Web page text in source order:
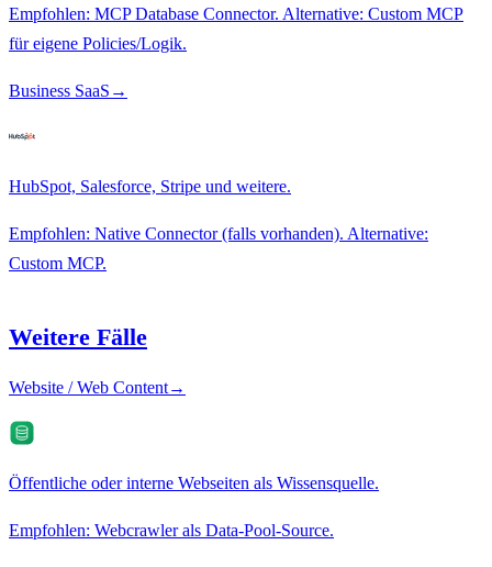
Empfohlen: MCP Database Connector. Alternative: Custom MCP
für eigene Policies/Logik.
Business SaaS →
HubSpot, Salesforce, Stripe und weitere.
Empfohlen: Native Connector (falls vorhanden). Alternative:
Custom MCP.
Weitere Fälle
Website / Web Content→
Öffentliche oder interne Webseiten als Wissensquelle.
Empfohlen: Webcrawler als Data-Pool-Source.